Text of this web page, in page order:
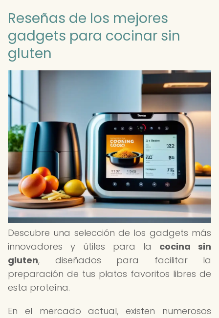
Reseñas de los mejores
gadgets para cocinar sin
gluten
Descubre una selección de los gadgets más
innovadores y útiles para la cocina sin
gluten, diseñados para facilitar la
preparación de tus platos favoritos libres de
esta proteína.
En el mercado actual, existen numerosos